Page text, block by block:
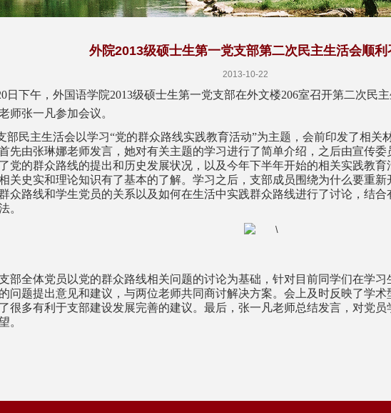
外院2013级硕士生第一党支部第二次民主生活会顺利
2013-10-22
日下午，外国语学院2013级硕士生第一党支部在外文楼206室召开第二次民
师张一凡参加会议。
部民主生活会以学习“党的群众路线实践教育活动”为主题，会前印发了相关
先由张琳娜老师发言，她对有关主题的学习进行了简单介绍，之后由宣传
党的群众路线的提出和历史发展状况，以及今年下半年开始的相关实践教
关史实和理论知识有了基本的了解。学习之后，支部成员围绕为什么要重
众路线和学生党员的关系以及如何在生活中实践群众路线进行了讨论，结
。
全体党员以党的群众路线相关问题的讨论为基础，针对目前同学们在学习
问题提出意见和建议，与两位老师共同商讨解决方案。会上及时反映了学
很多有利于支部建设发展完善的建议。最后，张一凡老师总结发言，对党员
。